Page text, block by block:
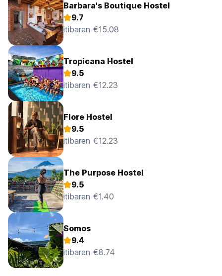
Barbara's Boutique Hostel
9.7
itibaren €15.08
Tropicana Hostel
9.5
itibaren €12.23
Flore Hostel
9.5
itibaren €12.23
The Purpose Hostel
9.5
itibaren €1.40
Somos
9.4
itibaren €8.74